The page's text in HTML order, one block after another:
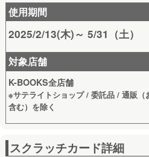
使用期間
2025/2/13(木)～ 5/31（土）
対象店舗
K-BOOKS全店舗
※サテライトショップ / 委託品 / 通販（
含む）を除く
スクラッチカード詳細